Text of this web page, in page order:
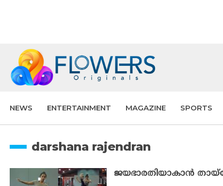
NEWS ENTERTAINMENT MAGAZINE SPORTS
darshana rajendran
ജയഭാരതിയാകാൻ